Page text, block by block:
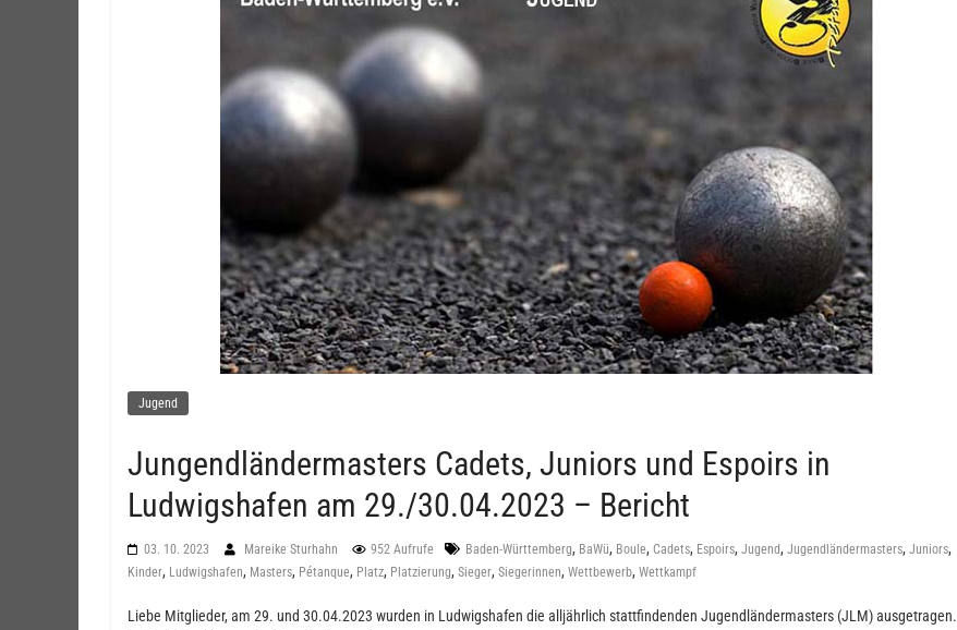
Jugend
Jungendländermasters Cadets, Juniors und Espoirs in
Ludwigshafen am 29./30.04.2023 – Bericht
03. 10. 2023 Mareike Sturhahn 952 Aufrufe Baden-Württemberg, BaWü, Boule, Cadets, Espoirs, Jugend, Jugendländermasters, Juniors,
Kinder, Ludwigshafen, Masters, Pétanque, Platz, Platzierung, Sieger, Siegerinnen, Wettbewerb, Wettkampf
Liebe Mitglieder, am 29. und 30.04.2023 wurden in Ludwigshafen die alljährlich stattfindenden Jugendländermasters (JLM) ausgetragen.